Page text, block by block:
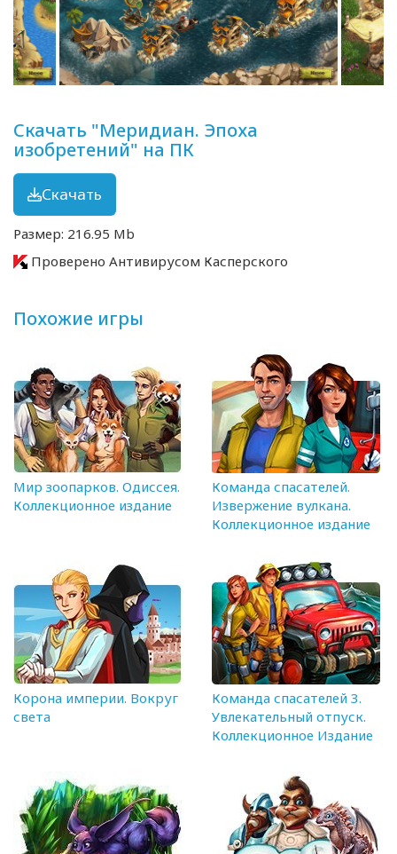
Скачать "Меридиан. Эпоха
изобретений" на ПК
Скачать
Размер: 216.95 Mb
Проверено Антивирусом Касперского
Похожие игры
Мир зоопарков. Одиссея.
Коллекционное издание
Команда спасателей.
Извержение вулкана.
Коллекционное издание
Корона империи. Вокруг
света
Команда спасателей 3.
Увлекательный отпуск.
Коллекционное Издание